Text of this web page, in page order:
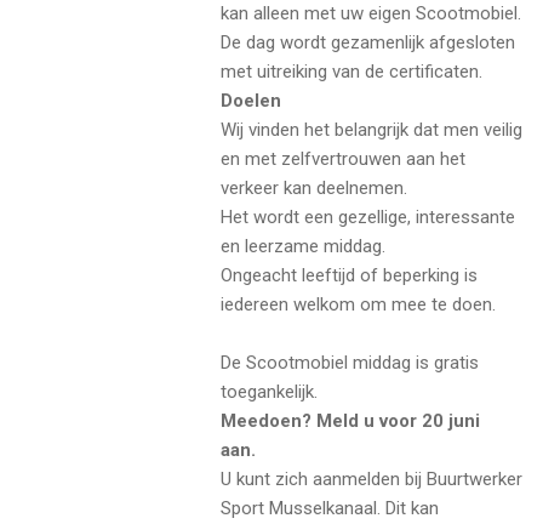
kan alleen met uw eigen Scootmobiel.
De dag wordt gezamenlijk afgesloten
met uitreiking van de certificaten.
Doelen
Wij vinden het belangrijk dat men veilig
en met zelfvertrouwen aan het
verkeer kan deelnemen.
Het wordt een gezellige, interessante
en leerzame middag.
Ongeacht leeftijd of beperking is
iedereen welkom om mee te doen.
De Scootmobiel middag is gratis
toegankelijk.
Meedoen? Meld u voor 20 juni
aan.
U kunt zich aanmelden bij Buurtwerker
Sport Musselkanaal. Dit kan